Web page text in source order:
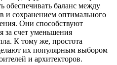
обеспечивать баланс между
и сохранением оптимального
Они способствуют
за счет уменьшения
К тому же, простота
их популярным выбором
и архитекторов.